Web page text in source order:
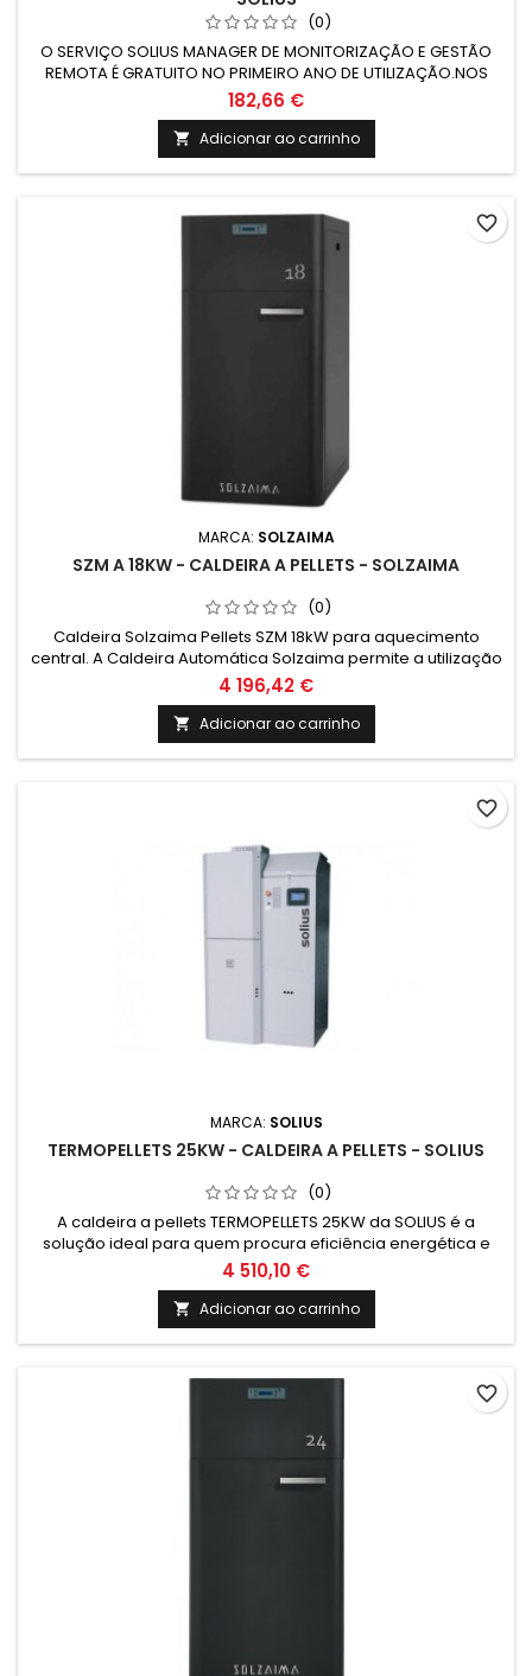
(0)
O SERVIÇO SOLIUS MANAGER DE MONITORIZAÇÃO E GESTÃO
REMOTA É GRATUITO NO PRIMEIRO ANO DE UTILIZAÇÃO.NOS
SEGUINTES PODERÁ TER CUSTO, A SER CONFIRMADO
ANUALMENTE (DE MOMENTO TEM ANUIDADE DE 24€+IVA)
182,66 €
 Adicionar ao carrinho
MARCA: SOLZAIMA
SZM A 18KW - CALDEIRA A PELLETS - SOLZAIMA
(0)
Caldeira Solzaima Pellets SZM 18kW para aquecimento
central. A Caldeira Automática Solzaima permite a utilização
de caroço de azeitona de qualidade biomasud A, sendo
apenas necessário alterar os seus parâmetros no display
digital.
4 196,42 €
 Adicionar ao carrinho
favorite_border
MARCA: SOLIUS
TERMOPELLETS 25KW - CALDEIRA A PELLETS - SOLIUS
(0)
A caldeira a pellets TERMOPELLETS 25KW da SOLIUS é a
solução ideal para quem procura eficiência energética e
sustentabilidade. Com tecnologia avançada e design
moderno, garante um aquecimento eficaz e amigo do
ambiente. Aproveite já esta inovação da marca líder em
climatização e energias renováveis.
4 510,10 €
 Adicionar ao carrinho
favorite_border
favorite_border